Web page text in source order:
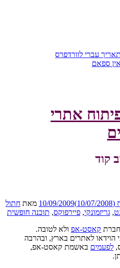
עברי לוורדפרס
ספאם
אתרי
קוד
10/09/2009 מאת חתול
, גריזמונקי, פיירפוקס, תוכנה חופשית
קאסט-אפ ולא לטובה.
לאתרים בארץ, ובהרבה
לפעמים באשמת קאסט-אפ,